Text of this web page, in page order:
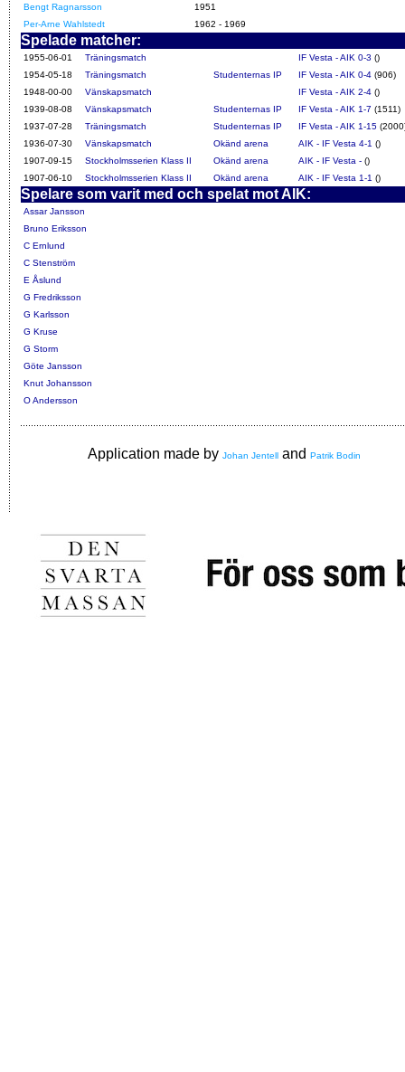
Bengt Ragnarsson
1951
Per-Arne Wahlstedt
1962 - 1969
Spelade matcher:
1955-06-01 Träningsmatch IF Vesta - AIK 0-3 ()
1954-05-18
Träningsmatch Studenternas IP IF Vesta - AIK 0-4 (906)
1948-00-00
Vänskapsmatch IF Vesta - AIK 2-4 ()
1939-08-08
Vänskapsmatch Studenternas IP IF Vesta - AIK 1-7 (1511)
1937-07-28
Träningsmatch Studenternas IP IF Vesta - AIK 1-15
1936-07-30
Vänskapsmatch Okänd arena AIK - IF Vesta 4-1 ()
1907-09-15
Stockholmsserien Klass II Okänd arena AIK - IF Vesta - ()
1907-06-10
Stockholmsserien Klass II Okänd arena AIK - IF Vesta 1-1 ()
Spelare som varit med och spelat mot AIK:
Assar Jansson
Bruno Eriksson
C Ernlund
C Stenström
E Åslund
G Fredriksson
G Karlsson
G Kruse
G Storm
Göte Jansson
Knut Johansson
O Andersson
Application made by Johan Jentell and Patrik Bodin